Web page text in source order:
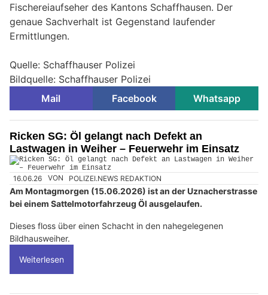
Fischereiaufseher des Kantons Schaffhausen. Der
genaue Sachverhalt ist Gegenstand laufender
Ermittlungen.
Quelle: Schaffhauser Polizei
Bildquelle: Schaffhauser Polizei
Mail
Facebook Whatsapp
Ricken SG: Öl gelangt nach Defekt an
Lastwagen in Weiher – Feuerwehr im Einsatz
16.06.26 VON POLIZEI.NEWS REDAKTION
Am Montagmorgen (15.06.2026) ist an der Uznacherstrasse
bei einem Sattelmotorfahrzeug Öl ausgelaufen.
Dieses floss über einen Schacht in den nahegelegenen
Bildhausweiher.
Weiterlesen